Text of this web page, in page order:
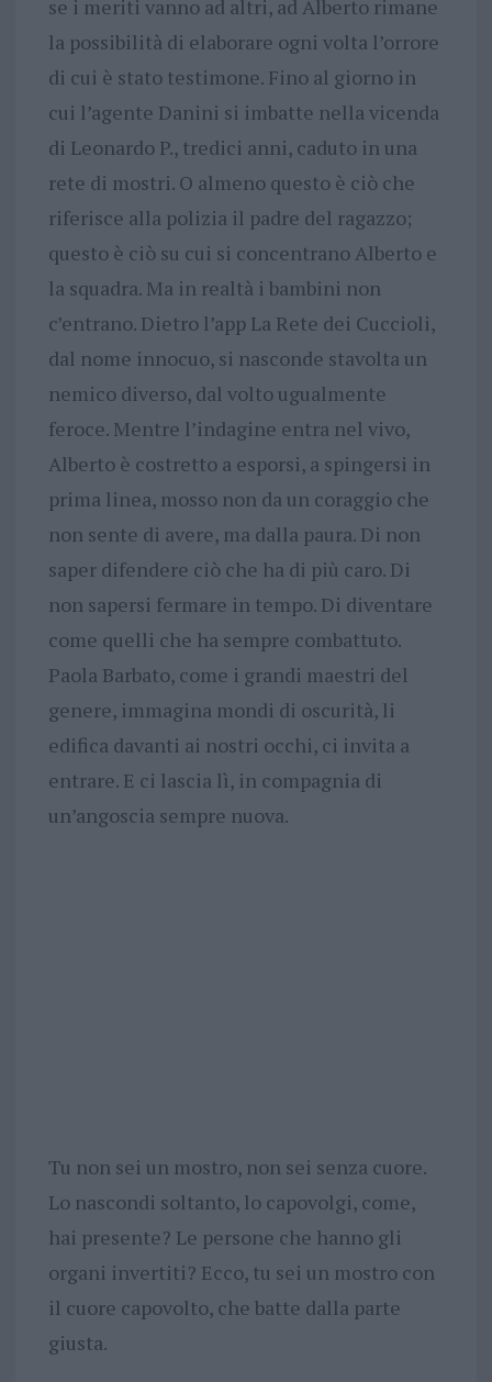
se i meriti vanno ad altri, ad Alberto rimane
la possibilità di elaborare ogni volta l’orrore
di cui è stato testimone. Fino al giorno in
cui l’agente Danini si imbatte nella vicenda
di Leonardo P., tredici anni, caduto in una
rete di mostri. O almeno questo è ciò che
riferisce alla polizia il padre del ragazzo;
questo è ciò su cui si concentrano Alberto e
la squadra. Ma in realtà i bambini non
c’entrano. Dietro l’app La Rete dei Cuccioli,
dal nome innocuo, si nasconde stavolta un
nemico diverso, dal volto ugualmente
feroce. Mentre l’indagine entra nel vivo,
Alberto è costretto a esporsi, a spingersi in
prima linea, mosso non da un coraggio che
non sente di avere, ma dalla paura. Di non
saper difendere ciò che ha di più caro. Di
non sapersi fermare in tempo. Di diventare
come quelli che ha sempre combattuto.
Paola Barbato, come i grandi maestri del
genere, immagina mondi di oscurità, li
edifica davanti ai nostri occhi, ci invita a
entrare. E ci lascia lì, in compagnia di
un’angoscia sempre nuova.
Tu non sei un mostro, non sei senza cuore.
Lo nascondi soltanto, lo capovolgi, come,
hai presente? Le persone che hanno gli
organi invertiti? Ecco, tu sei un mostro con
il cuore capovolto, che batte dalla parte
giusta.